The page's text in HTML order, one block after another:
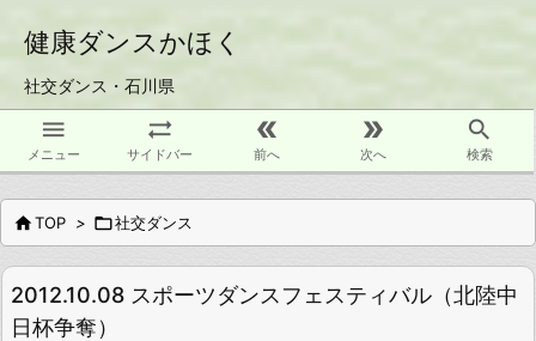
健康ダンスかほく
社交ダンス・石川県

メニュー

サイドバー

前へ

次へ

検索
TOP > 社交ダンス
2012.10.08 スポーツダンスフェスティバル（北陸中
日杯争奪）